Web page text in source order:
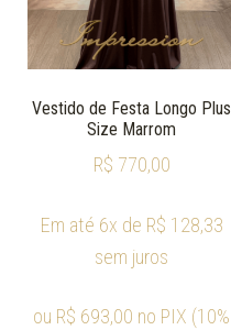
Vestido de Festa Longo Plus
Size Marrom
R$ 770,00
Em até 6x de R$ 128,33
sem juros
ou R$ 693,00 no PIX (10%